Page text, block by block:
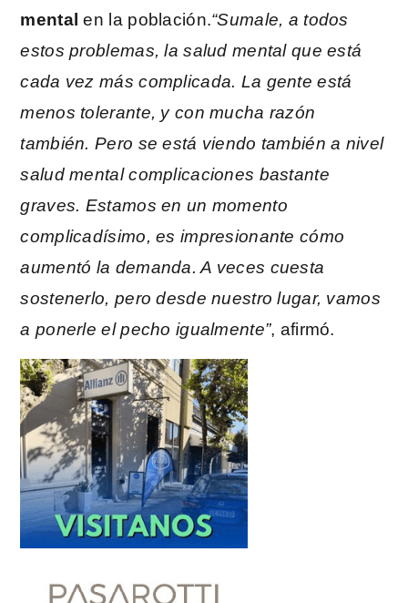
mental en la población.“Sumale, a todos
estos problemas, la salud mental que está
cada vez más complicada. La gente está
menos tolerante, y con mucha razón
también. Pero se está viendo también a nivel
salud mental complicaciones bastante
graves. Estamos en un momento
complicadísimo, es impresionante cómo
aumentó la demanda. A veces cuesta
sostenerlo, pero desde nuestro lugar, vamos
a ponerle el pecho igualmente”, afirmó.